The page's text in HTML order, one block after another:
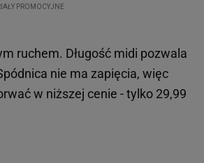
ruchem. Długość midi pozwala
nie ma zapięcia, więc
w niższej cenie - tylko 29,99